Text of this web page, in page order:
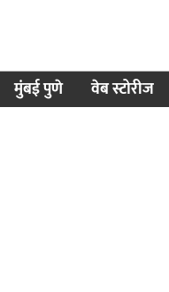
मुंबई पुणे वेब स्टोरीज